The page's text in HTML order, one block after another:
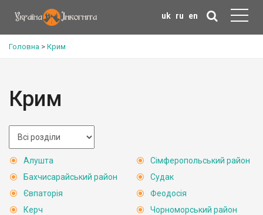
uk ru en
Головна > Крим
Крим
Алушта
Бахчисарайський район
Євпаторія
Керч
Сімферопольський район
Судак
Феодосія
Чорноморський район